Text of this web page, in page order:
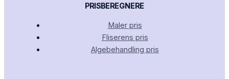
PRISBEREGNERE
Maler pris
Fliserens pris
Algebehandling pris